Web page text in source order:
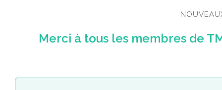
Merci à tous les membres de